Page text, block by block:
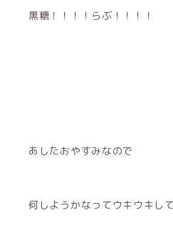
黒糖！！！！らぶ！！！！
あしたおやすみなので
何しようかなってウキウキし